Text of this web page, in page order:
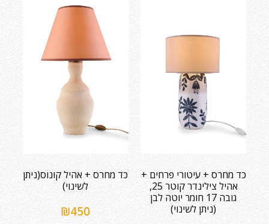
כד מחרס + עיטורי פרחים +
אהיל צילינדר קוטר 25,
גובה 17 חומר יוטה לבן
(ניתן לשינוי)
כד מחרס + אהיל קונוס(ניתן
לשינוי)
₪450